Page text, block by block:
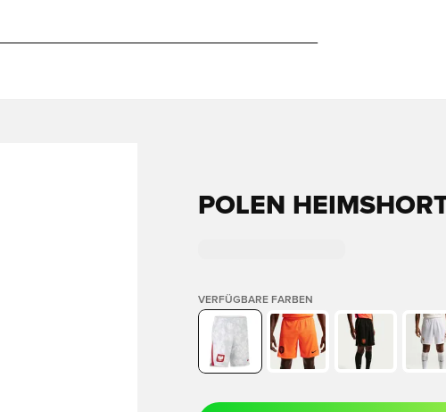
POLEN
VERFÜGBARE FARBEN